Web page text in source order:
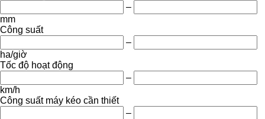
–
mm
Công suất
–
ha/giờ
Tốc độ hoạt động
–
km/h
Công suất máy kéo cần thiết
–